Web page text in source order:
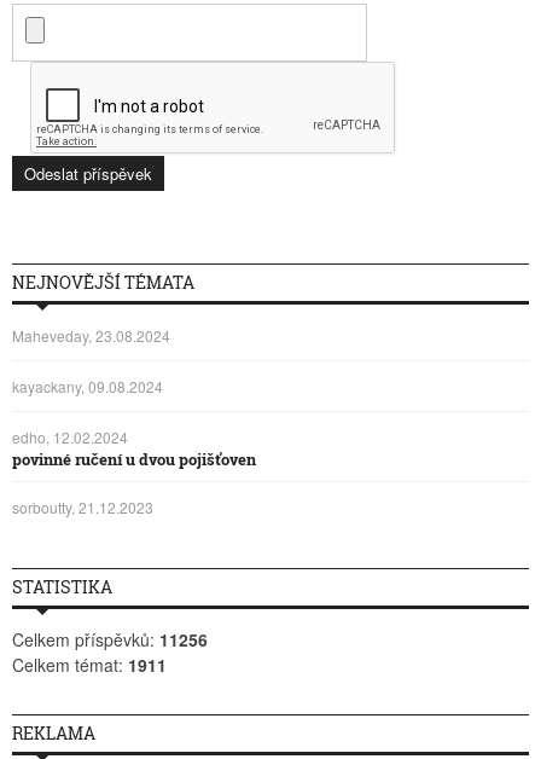
NEJNOVĚJŠÍ TÉMATA
Maheveday, 23.08.2024
kayackany, 09.08.2024
edho, 12.02.2024
povinné ručení u dvou pojišťoven
sorboutty, 21.12.2023
STATISTIKA
Celkem příspěvků: 11256
Celkem témat: 1911
REKLAMA